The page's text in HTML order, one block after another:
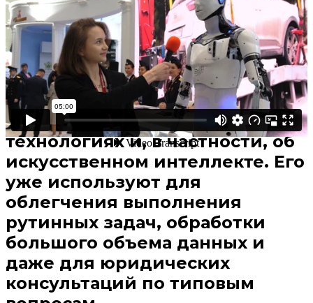
В избранное
Смотреть позже
На Петербургском
международном юридическом
форуме 2025 года немало
дискуссий было о новых
технологиях и, в частности, об
искусственном интеллекте. Его
уже используют для
облегчения выполнения
рутинных задач, обработки
большого объема данных и
даже для юридических
консультаций по типовым